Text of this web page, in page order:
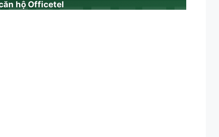
hộ Officetel